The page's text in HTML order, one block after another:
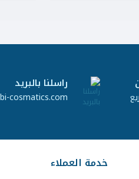
راسلنا بالبريد
cosmatics.com
خدمة العملاء